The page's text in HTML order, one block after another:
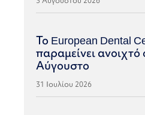
Το European Dental
παραμείνει
Αύγουστο
31 Ιουλίου 2026